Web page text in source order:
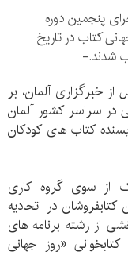
پنجمین دوره
کتاب در تاریخ
از خبرگزاری آلمان، بر
کتاب 86 کتابفروشی در سراسر کشور آلمان
کتاب های کودکان
از سوی گروه کاری
در اتحادیه
از رشته برنامه های
«روز جهانی